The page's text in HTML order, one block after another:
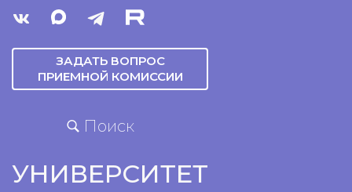
ЗАДАТЬ ВОПРОС
ПРИЕМНОЙ КОМИССИИ
Поиск
УНИВЕРСИТЕТ